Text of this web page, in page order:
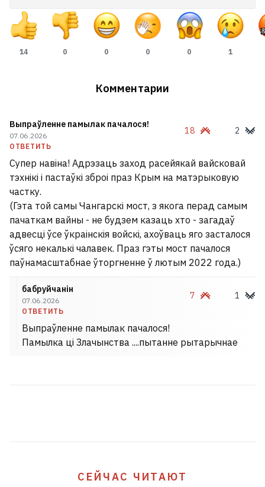
14 0 0 0 0 1
Комментарии
Выпраўленне памылак пачалося!
07.06.2026
ОТВЕТИТЬ
18 2
Супер навіна! Адрэзаць заход расейякай вайсковай
тэхнікі і пастаўкі зброі праз Крым на матэрыковую
частку.
(Гэта той самы Чангарскі мост, з якога перад самым
пачаткам вайны - не будзем казаць хто - загадаў
адвесці ўсе ўкраінскія войскі, ахоўваць яго засталося
ўсяго некалькі чалавек. Праз гэты мост пачалося
паўнамасштабнае ўторгненне ў лютым 2022 года.)
бабруйчанін
07.06.2026
ОТВЕТИТЬ
7 1
Выпраўленне памылак пачалося!
Памылка ці Злачынства ....пытанне рытарычнае
СЕЙЧАС ЧИТАЮТ
«Начал меня душить». Минчане
подрались под офисом застройщика из-
в легчайшем весе Мераб Двалишвили
провели бой в открытом море
5
«Мопеды» уходят в прошлое:
Россия делает «шахеды»
реактивными. Чем это угрожает
Украине
появляется в стране
5